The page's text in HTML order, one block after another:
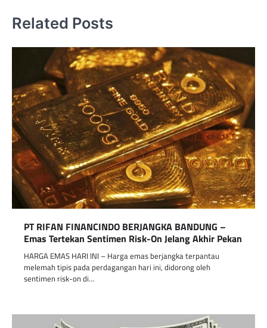
Related Posts
PT RIFAN FINANCINDO BERJANGKA BANDUNG –
Emas Tertekan Sentimen Risk-On Jelang Akhir Pekan
HARGA EMAS HARI INI – Harga emas berjangka terpantau
melemah tipis pada perdagangan hari ini, didorong oleh
sentimen risk-on di…